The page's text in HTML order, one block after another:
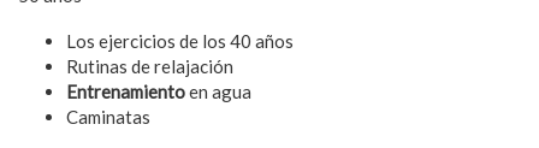
Los ejercicios de los 40 años
Rutinas de relajación
Entrenamientoen agua
Caminatas